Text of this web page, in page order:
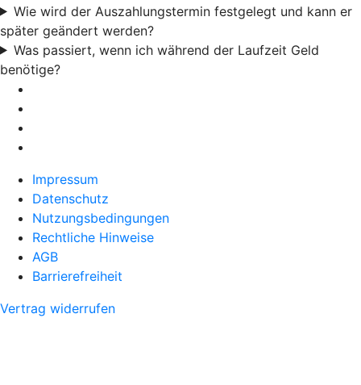
Wie wird der Auszahlungstermin festgelegt und kann er
später geändert werden?
Was passiert, wenn ich während der Laufzeit Geld
benötige?
Impressum
Datenschutz
Nutzungsbedingungen
Rechtliche Hinweise
AGB
Barrierefreiheit
Vertrag widerrufen